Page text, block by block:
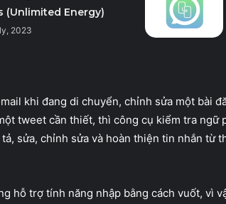
(Unlimited Energy)
2023
khi đang di chuyển, chỉnh sửa một bài
tweet cần thiết, thì công cụ kiểm tra ngữ
sửa, chỉnh sửa và hoàn thiện tin nhắn từ
hỗ trợ tính năng nhập bằng cách vuốt, vì